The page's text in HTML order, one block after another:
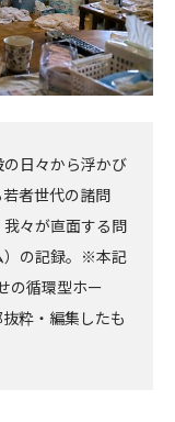
日々から浮かび
者世代の諸問
々が直面する問
）の記録。※本記
の循環型ホー
粋・編集したも